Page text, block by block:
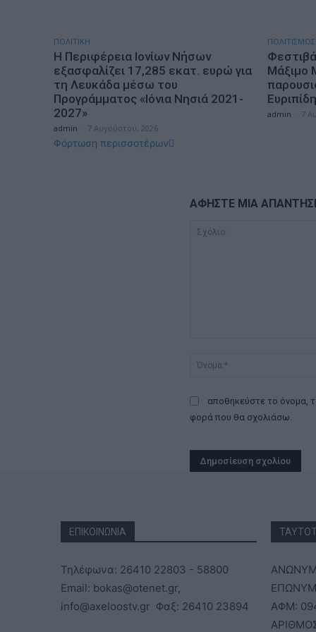
ΠΟΛΙΤΙΚΗ
Η Περιφέρεια Ιονίων Νήσων
εξασφαλίζει 17,285 εκατ. ευρώ για
τη Λευκάδα μέσω του
Προγράμματος «Ιόνια Νησιά 2021-
2027»
admin 7 Αυγούστου, 2026
ΠΟΛΙΤΙΣΜΟΣ
Μάξιμο
Ευριπίδη
admin 7
Φόρτωση περισσοτέρων
ΑΦΗΣΤΕ ΜΙΑ
αποθηκεύστε το όνομα,
φορά που θα σχολιάσω.
ΕΠΙΚΟΙΝΩΝΙΑ
Τηλέφωνα: 26410 22803 - 58800
Email: bokas@otenet.gr,
info@axeloostv.gr Φαξ: 26410 23894
ΑΦΜ: